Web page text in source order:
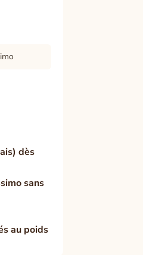
dès
sans
au poids